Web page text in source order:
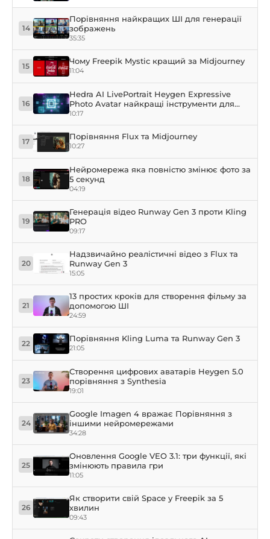
14
Порівняння найкращих ШІ для генерації
зображень
35:35
15 Чому Freepik Mystic кращий за Midjourney
11:04
16
Hedra AI LivePortrait Heygen Expressive
Photo Avatar найкращі інструменти для
анімації облич
10:17
17 Порівняння Flux та Midjourney
10:27
18
Нейромережа яка повністю змінює фото за
5 секунд
04:19
19
Генерація відео Runway Gen 3 проти Kling
PRO
09:17
20
Надзвичайно реалістичні відео з Flux та
Runway Gen 3
15:05
21
13 простих кроків для створення фільму за
допомогою ШІ
24:59
22 Порівняння Kling Luma та Runway Gen 3
21:05
23
Створення цифрових аватарів Heygen 5.0
порівняння з Synthesia
19:01
24
Google Imagen 4 вражає Порівняння з
іншими нейромережами
34:28
25
Оновлення Google VEO 3.1: три функції, які
змінюють правила гри
11:05
26
Як створити свій Space у Freepik за 5
хвилин
09:43